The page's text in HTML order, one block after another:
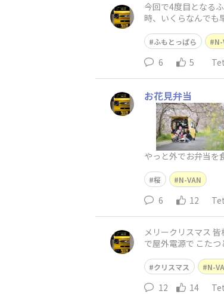
今回で4度目となるふもとっぱらキ
時、いくらなんでも
ふもとっぱら N-
6 5
お花見弁当
やっと外でお弁当を
桜 N-VAN
6 12
メリークリスマス 皆
で屋外電源で こた
クリスマス N-
12 14